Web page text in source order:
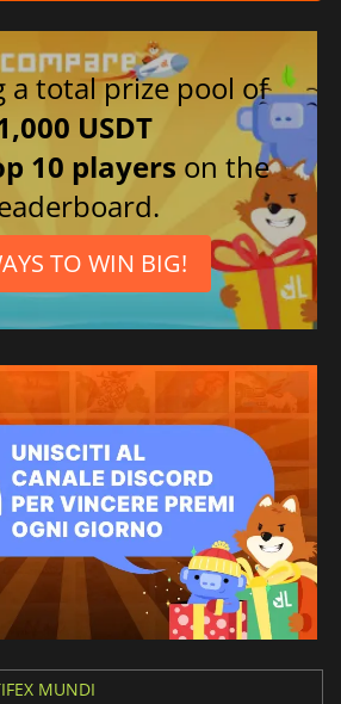
a total prize pool of
USDT
10 players on the
TO WIN BIG!
MUNDI